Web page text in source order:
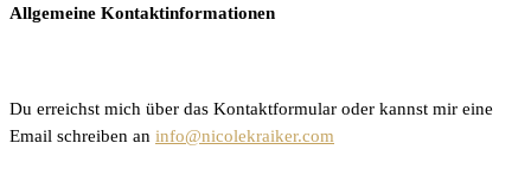
Allgemeine Kontaktinformationen
Du erreichst mich über das Kontaktformular oder kannst mir eine
Email schreiben an info@nicolekraiker.com